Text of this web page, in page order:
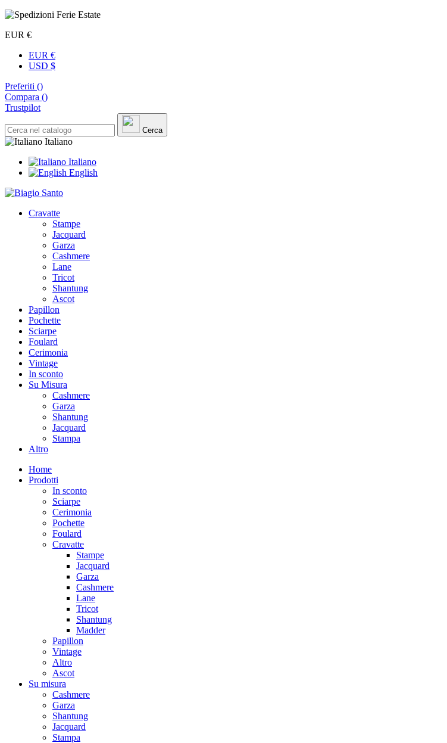
EUR €
EUR €
USD $
Preferiti ()
Compara ()
Trustpilot
Cerca
Italiano
Italiano
English
Cravatte
Stampe
Jacquard
Garza
Cashmere
Lane
Tricot
Shantung
Ascot
Papillon
Pochette
Sciarpe
Foulard
Cerimonia
Vintage
In sconto
Su Misura
Cashmere
Garza
Shantung
Jacquard
Stampa
Altro
Home
Prodotti
In sconto
Sciarpe
Cerimonia
Pochette
Foulard
Cravatte
Stampe
Jacquard
Garza
Cashmere
Lane
Tricot
Shantung
Madder
Papillon
Vintage
Altro
Ascot
Su misura
Cashmere
Garza
Shantung
Jacquard
Stampa